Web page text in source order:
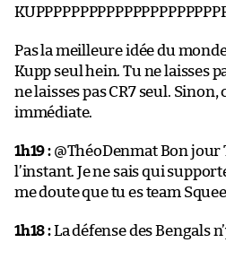
Pas la meilleure idée du
Kupp seul hein. Tu ne laisses
ne laisses pas CR7 seul. Sinon,
immédiate.
1h19 :@ThéoDenmat Bon jour
l’instant. Je ne sais qui
me doute que tu es team
1h18 :La défense des Bengals